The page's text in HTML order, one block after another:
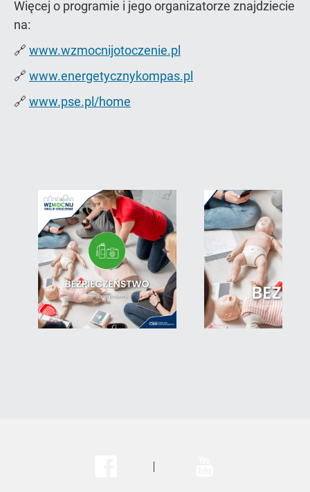
Więcej o programie i jego organizatorze znajdziecie
na:
🔗 www.wzmocnijotoczenie.pl
🔗 www.energetycznykompas.pl
🔗 www.pse.pl/home